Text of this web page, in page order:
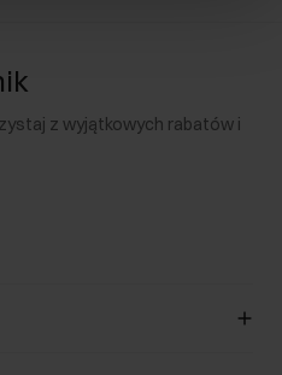
z wyjątkowych rabatów i